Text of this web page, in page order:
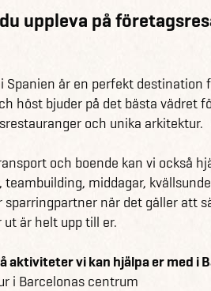
uppleva på
Spanien är en perfekt
höst bjuder på det bästa vädret
och unika arkitektur.
och boende kan vi också
teambuilding, middagar,
sparringpartner när det gäller att
ut är helt upp till er.
aktiviteter vi kan hjälpa er med i
i Barcelonas centrum